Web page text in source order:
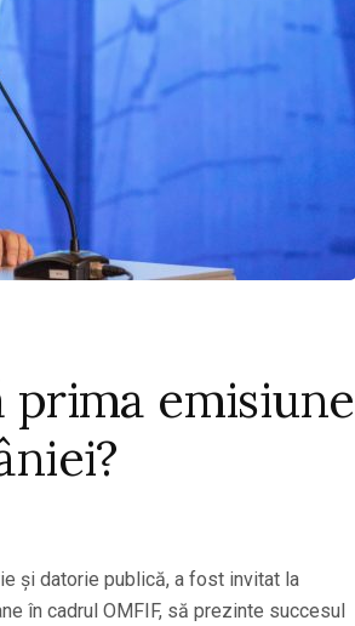
emisiune
și datorie publică, a fost invitat la
în cadrul OMFIF, să prezinte succesul